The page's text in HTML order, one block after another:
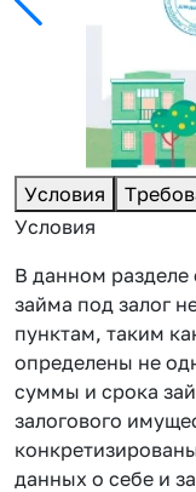
Условия
Условия
В данном разделе
займа под залог
пунктам, таким
определены не
суммы и срока
залогового
данных о себе и